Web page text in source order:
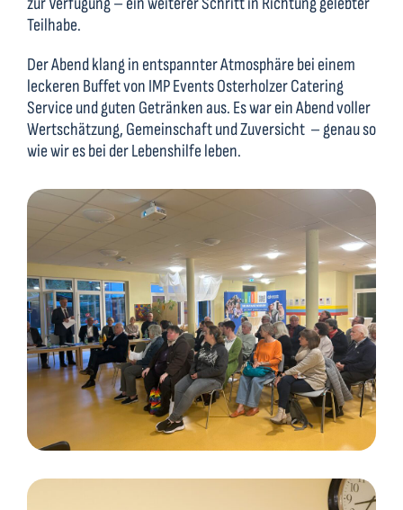
Teilhabe.
Der Abend klang in entspannter Atmosphäre bei einem
leckeren Buffet von IMP Events Osterholzer Catering
Service und guten Getränken aus. Es war ein Abend voller
Wertschätzung, Gemeinschaft und Zuversicht – genau so
wie wir es bei der Lebenshilfe leben.